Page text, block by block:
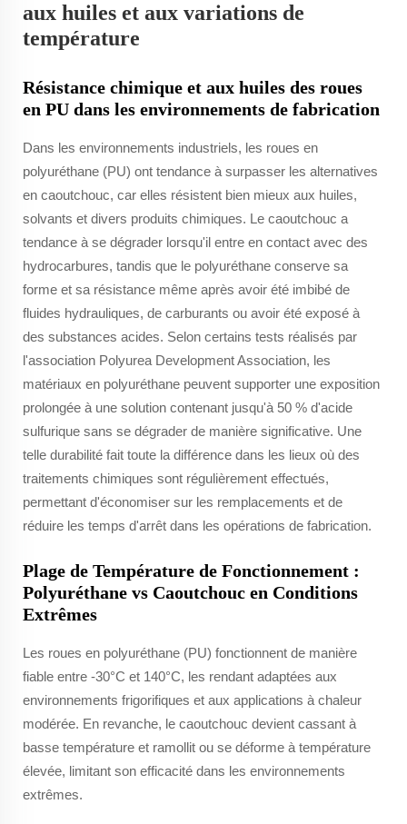
aux huiles et aux variations de
température
Résistance chimique et aux huiles des roues
en PU dans les environnements de fabrication
Dans les environnements industriels, les roues en
polyuréthane (PU) ont tendance à surpasser les alternatives
en caoutchouc, car elles résistent bien mieux aux huiles,
solvants et divers produits chimiques. Le caoutchouc a
tendance à se dégrader lorsqu'il entre en contact avec des
hydrocarbures, tandis que le polyuréthane conserve sa
forme et sa résistance même après avoir été imbibé de
fluides hydrauliques, de carburants ou avoir été exposé à
des substances acides. Selon certains tests réalisés par
l'association Polyurea Development Association, les
matériaux en polyuréthane peuvent supporter une exposition
prolongée à une solution contenant jusqu'à 50 % d'acide
sulfurique sans se dégrader de manière significative. Une
telle durabilité fait toute la différence dans les lieux où des
traitements chimiques sont régulièrement effectués,
permettant d'économiser sur les remplacements et de
réduire les temps d'arrêt dans les opérations de fabrication.
Plage de Température de Fonctionnement :
Polyuréthane vs Caoutchouc en Conditions
Extrêmes
Les roues en polyuréthane (PU) fonctionnent de manière
fiable entre -30°C et 140°C, les rendant adaptées aux
environnements frigorifiques et aux applications à chaleur
modérée. En revanche, le caoutchouc devient cassant à
basse température et ramollit ou se déforme à température
élevée, limitant son efficacité dans les environnements
extrêmes.